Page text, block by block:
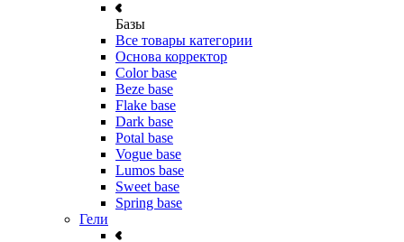
Базы
Все товары категории
Основа корректор
Color base
Beze base
Flake base
Dark base
Potal base
Vogue base
Lumos base
Sweet base
Spring base
Гели